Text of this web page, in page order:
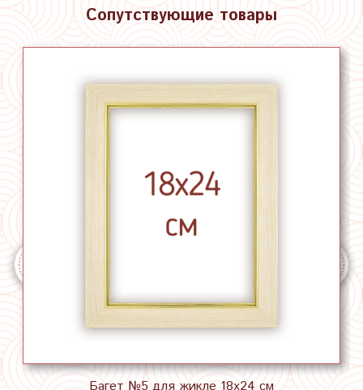
Сопутствующие товары